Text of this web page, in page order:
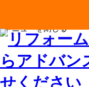
メニューを閉じる